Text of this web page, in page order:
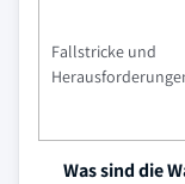
Fallstricke und
Was sind die